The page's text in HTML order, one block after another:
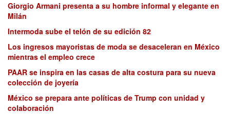
Giorgio Armani presenta a su hombre informal y elegante en
Milán
Intermoda sube el telón de su edición 82
Los ingresos mayoristas de moda se desaceleran en México
mientras el empleo crece
PAAR se inspira en las casas de alta costura para su nueva
colección de joyería
México se prepara ante políticas de Trump con unidad y
colaboración